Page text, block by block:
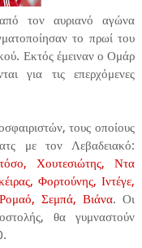
τον αυριανό αγώνα
το πρωί του
Εκτός έμειναν ο Ομάρ
για τις επερχόμενες
τους οποίους
με τον Λεβαδειακό:
Χουτεσιώτης, Ντα
Φορτούνης, Ιντέγε,
Σεμπά, Βιάνα. Οι
θα γυμναστούν